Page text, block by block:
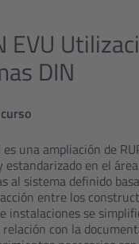
EVU
DIN
es una ampliación de
estandarizado en el
al sistema definido
entre los
instalaciones se
con la